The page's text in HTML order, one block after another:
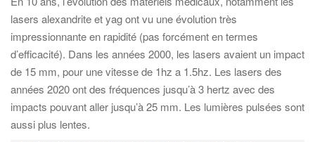
lasers alexandrite et yag ont vu une évolution très
impressionnante en rapidité (pas forcément en termes
d’efficacité). Dans les années 2000, les lasers avaient un impact
de 15 mm, pour une vitesse de 1hz a 1.5hz. Les lasers des
années 2020 ont des fréquences jusqu’à 3 hertz avec des
impacts pouvant aller jusqu’à 25 mm. Les lumières pulsées sont
aussi plus lentes.